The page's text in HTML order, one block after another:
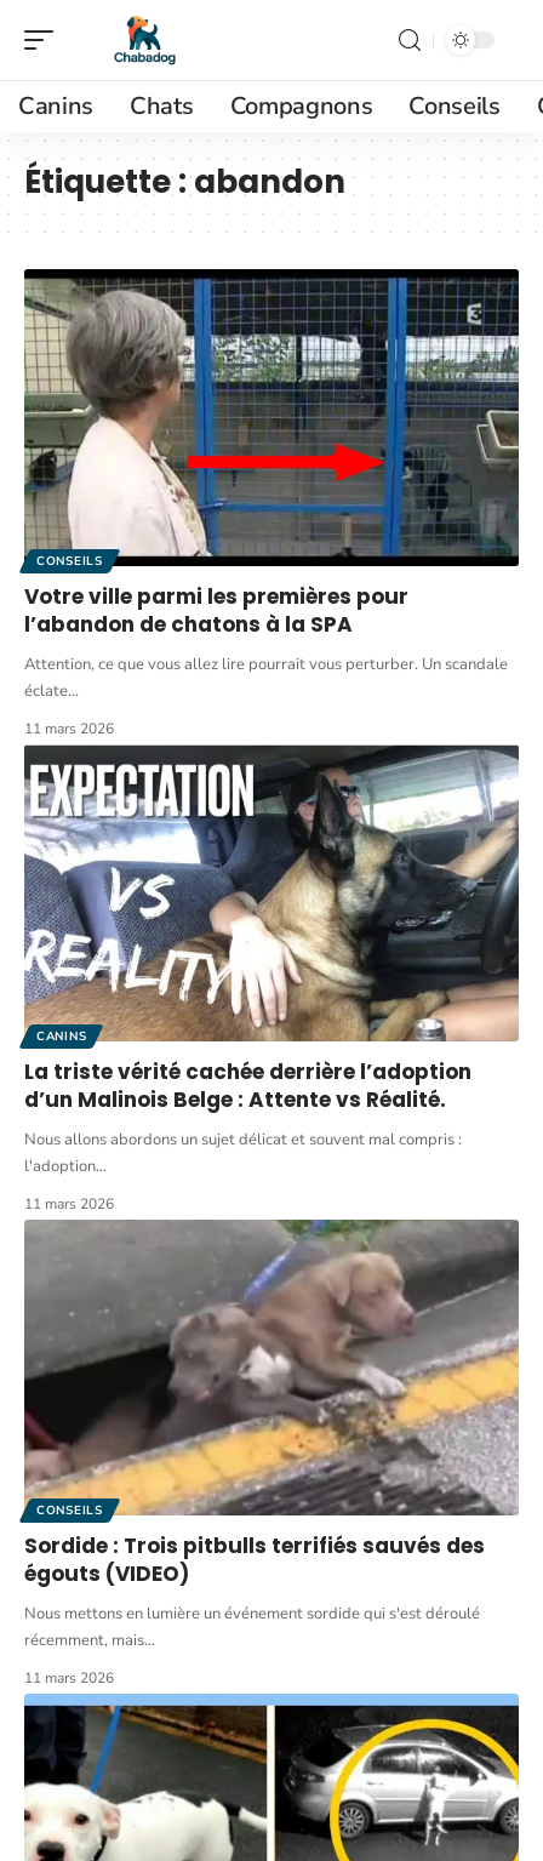
Canins Chats Compagnons Conseils
Étiquette :abandon
CONSEILS
Votre ville parmi les premières pour
l’abandon de chatons à la SPA
Attention, ce que vous allez lire pourrait vous perturber. Un scandale
éclate…
11 mars 2026
CANINS
La triste vérité cachée derrière l’adoption
d’un Malinois Belge : Attente vs Réalité.
Nous allons abordons un sujet délicat et souvent mal compris :
l'adoption…
11 mars 2026
CONSEILS
Sordide : Trois pitbulls terrifiés sauvés des
égouts (VIDEO)
Nous mettons en lumière un événement sordide qui s'est déroulé
récemment, mais…
11 mars 2026